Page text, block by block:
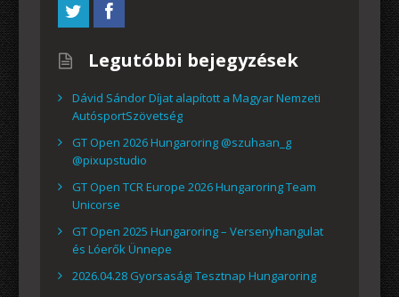
Legutóbbi bejegyzések
Dávid Sándor Díjat alapított a Magyar Nemzeti
AutósportSzövetség
GT Open 2026 Hungaroring @szuhaan_g
@pixupstudio
GT Open TCR Europe 2026 Hungaroring Team
Unicorse
GT Open 2025 Hungaroring – Versenyhangulat
és Lóerők Ünnepe
2026.04.28 Gyorsasági Tesztnap Hungaroring